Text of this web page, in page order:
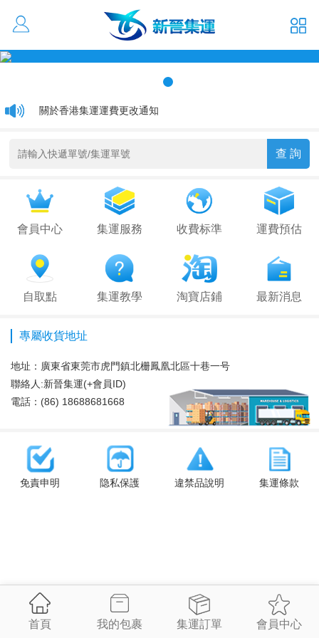
活動優惠 大貨低至1元/kg
關於香港集運運費更改通知
會員中心 集運服務 收費标準 運費預估
自取點 集運教學 淘寶店鋪 最新消息
專屬收貨地址
地址： 廣東省東莞市虎門鎮北栅鳳凰北區十巷一号
聯絡人:新晉集運(+會員ID)
電話：(86) 18688681668
免責申明 隐私保護 違禁品說明 集運條款
首頁 我的包裹 集運訂單 會員中心